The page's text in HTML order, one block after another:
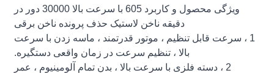
ویژگی محصول و کاربرد 605 با سرعت بالا 30000 دور در
دقیقه ناخن لاستیک حذف پرونده ناخن برقی
1 ، سرعت قابل تنظیم ، موتور قدرتمند ، ماسه زدن با سرعت
بالا ، تنظیم سرعت در زمان واقعی دستگیره.
2 ، دسته فلزی با سرعت بالا ، بدن تمام آلومینیوم ، عمر